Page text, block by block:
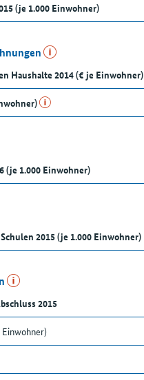
(je 1.000 Einwohner)
Haushalte 2014 (€ je Einwohner)
(je 1.000 Einwohner)
2015 (je 1.000 Einwohner)
2015